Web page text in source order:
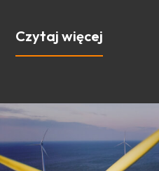
Czytaj więcej